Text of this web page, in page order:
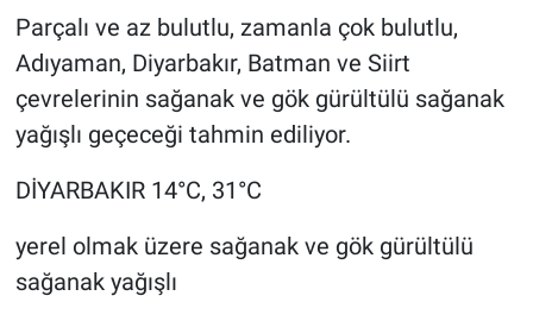
Parçalı ve az bulutlu, zamanla çok bulutlu,
Adıyaman, Diyarbakır, Batman ve Siirt
çevrelerinin sağanak ve gök gürültülü sağanak
yağışlı geçeceği tahmin ediliyor.
DİYARBAKIR 14°C, 31°C
yerel olmak üzere sağanak ve gök gürültülü
sağanak yağışlı